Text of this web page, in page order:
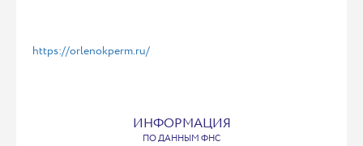
https://orlenokperm.ru/
ИНФОРМАЦИЯ
ПО ДАННЫМ ФНС